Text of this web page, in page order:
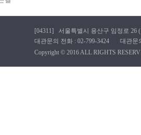
[04311] 서울특별시 용산구 임정로
대관문의 전화 : 02-799-3424 대관문
Copyright © 2016 ALL RIGHTS